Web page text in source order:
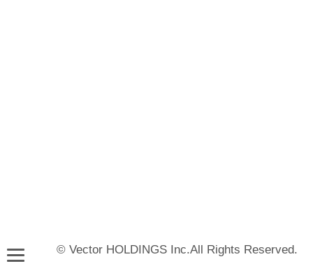
© Vector HOLDINGS Inc.All Rights Reserved.